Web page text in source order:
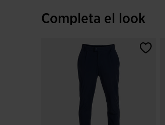
Completa el look